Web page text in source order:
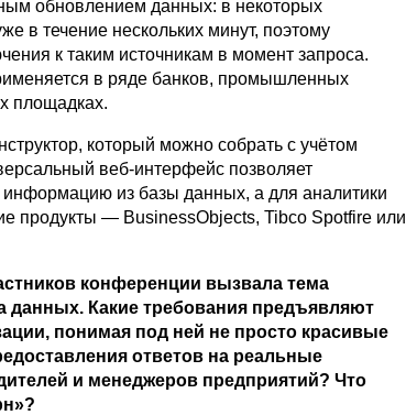
обновлением данных: в некоторых
в течение нескольких минут, поэтому
к таким источникам в момент запроса.
в ряде банков, промышленных
площадках.
который можно собрать с учётом
веб-интерфейс позволяет
из базы данных, а для аналитики
продукты — BusinessObjects, Tibco Spotfire или
конференции вызвала тема
данных. Какие требования предъявляют
понимая под ней не просто красивые
ответов на реальные
и менеджеров предприятий? Что